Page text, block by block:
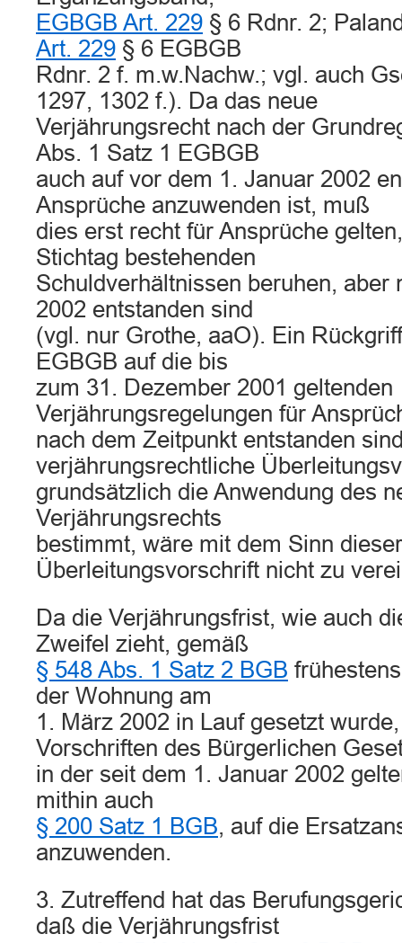
EGBGB Art. 229 § 6 Rdnr. 2;
Art. 229 § 6 EGBGB
Rdnr. 2 f. m.w.Nachw.; vgl. auch
1297, 1302 f.). Da das neue
Verjährungsrecht nach der
Abs. 1 Satz 1 EGBGB
auch auf vor dem 1. Januar 2002
Ansprüche anzuwenden ist, muß
dies erst recht für Ansprüche
Stichtag bestehenden
Schuldverhältnissen beruhen, aber
2002 entstanden sind
(vgl. nur Grothe, aaO). Ein
EGBGB auf die bis
zum 31. Dezember 2001 geltenden
Verjährungsregelungen für
nach dem Zeitpunkt entstanden
verjährungsrechtliche
grundsätzlich die Anwendung des
Verjährungsrechts
bestimmt, wäre mit dem Sinn dieser
Überleitungsvorschrift nicht zu
Da die Verjährungsfrist, wie auch
Zweifel zieht, gemäß
§ 548 Abs. 1 Satz 2 BGB
der Wohnung am
1. März 2002 in Lauf gesetzt
Vorschriften des Bürgerlichen
in der seit dem 1. Januar 2002
mithin auch
§ 200 Satz 1 BGB, auf die
anzuwenden.
3. Zutreffend hat das
daß die Verjährungsfrist